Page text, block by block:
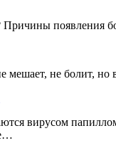
появления
мешает, не болит,
вирусом